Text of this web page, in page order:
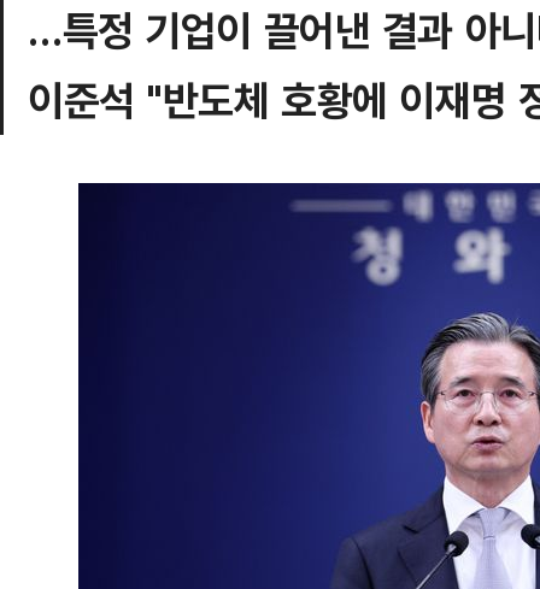
…특정 기업이 끌어낸 결과 아
이준석 "반도체 호황에 이재명